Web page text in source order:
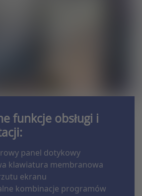
funkcje obsługi i
panel dotykowy
klawiatura membranowa
ekranu
kombinacje programów